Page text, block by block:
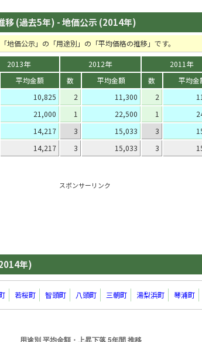
移 (過去5年) - 地価公示 (2014年)
地価公示」の「用途別」の「平均価格の推移」です。
2013年 2012年 2011年
平均金額 数 平均金額 数 平均金
10,825 2 11,300 2
21,000 1 22,500 1
14,217 3 15,033 3
14,217 3 15,033 3
スポンサーリンク
年)
若桜町 智頭町 八頭町 三朝町 湯梨浜町 琴浦町